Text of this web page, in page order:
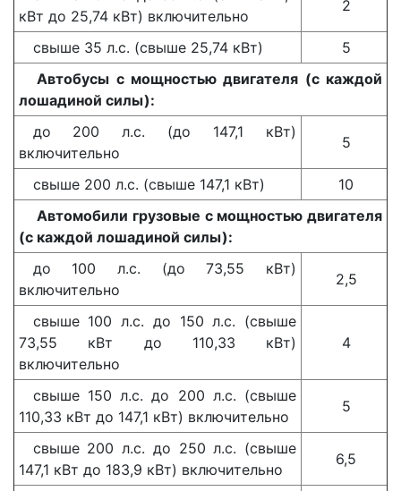
кВт до 25,74 кВт) включительно
2
свыше 35 л.с. (свыше 25,74 кВт)
5
Автобусы с мощностью двигателя (с каждой
лошадиной силы):
до 200 л.с. (до 147,1 кВт)
включительно
5
свыше 200 л.с. (свыше 147,1 кВт)
10
Автомобили грузовые с мощностью двигателя
(с каждой лошадиной силы):
до 100 л.с. (до 73,55 кВт)
включительно
2,5
свыше 100 л.с. до 150 л.с. (свыше
73,55 кВт до 110,33 кВт)
включительно
4
свыше 150 л.с. до 200 л.с. (свыше
110,33 кВт до 147,1 кВт) включительно
5
свыше 200 л.с. до 250 л.с. (свыше
147,1 кВт до 183,9 кВт) включительно
6,5